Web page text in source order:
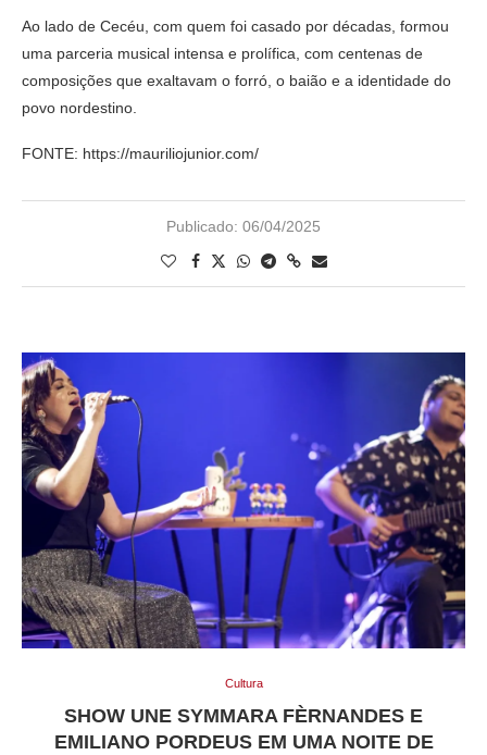
Ao lado de Cecéu, com quem foi casado por décadas, formou
uma parceria musical intensa e prolífica, com centenas de
composições que exaltavam o forró, o baião e a identidade do
povo nordestino.
FONTE: https://mauriliojunior.com/
Publicado: 06/04/2025
Cultura
SHOW UNE SYMMARA FÈRNANDES E
EMILIANO PORDEUS EM UMA NOITE DE